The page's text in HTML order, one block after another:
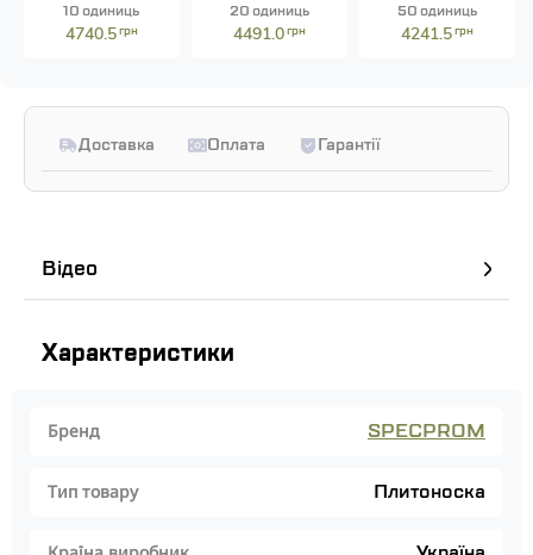
10 одиниць
4740.5грн
20 одиниць
4491.0грн
50 одиниць
4241.5грн
Доставка Оплата Гарантії
Відео
Характеристики
Бренд SPECPROM
Тип товару Плитоноска